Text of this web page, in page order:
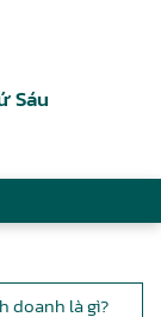
Sáu
doanh là gì?